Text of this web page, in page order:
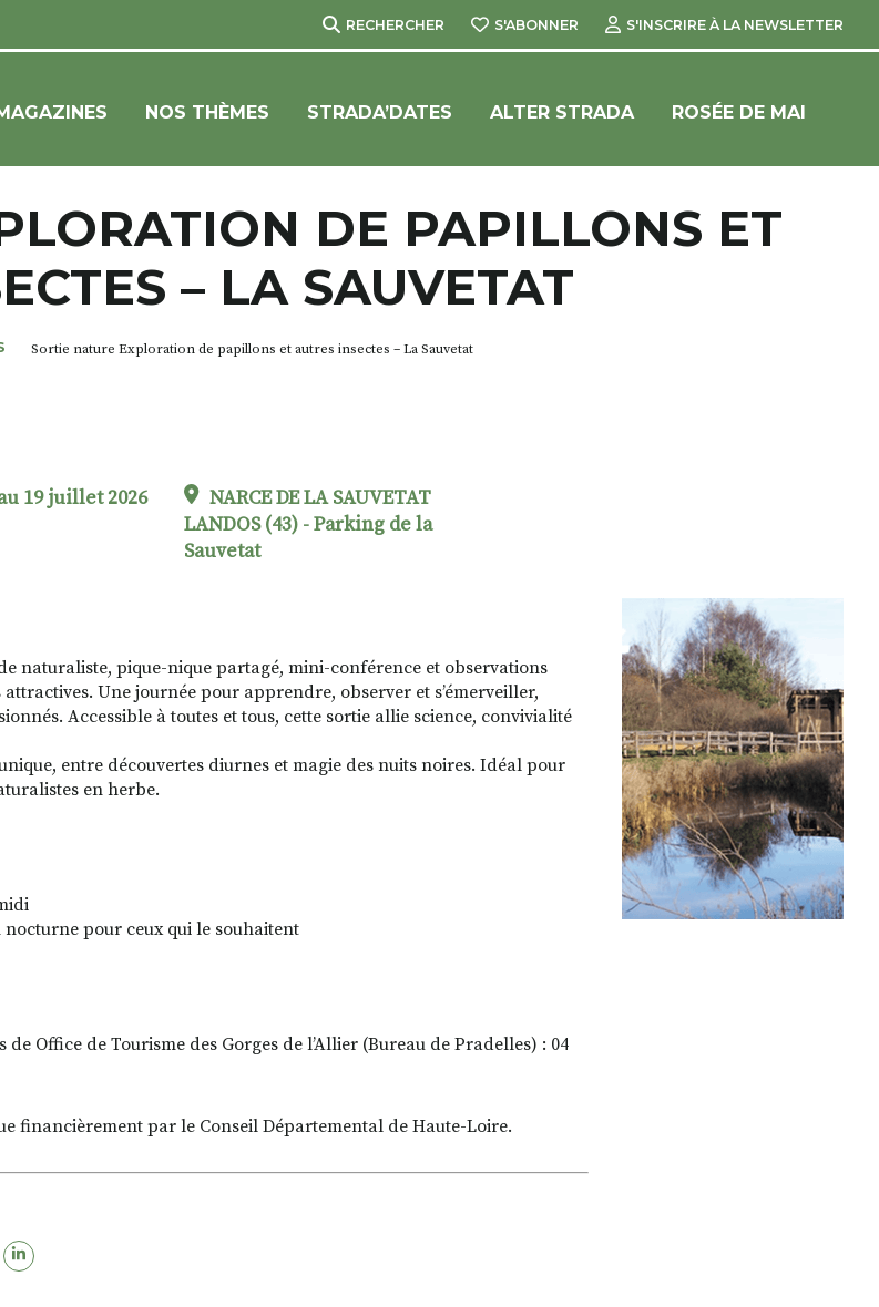
RECHERCHER S'ABONNER S'INSCRIRE À LA NEWSLETTER
NOS THÈMES STRADA’DATES ALTER STRADA ROSÉE DE MAI
DE PAPILLONS ET
– LA SAUVETAT
Sortie nature Exploration de papillons et autres insectes – La Sauvetat
19 juillet 2026
NARCE DE LA SAUVETAT
LANDOS (43) - Parking de la
Sauvetat
naturaliste, pique-nique partagé, mini-conférence et observations
Une journée pour apprendre, observer et s’émerveiller,
Accessible à toutes et tous, cette sortie allie science, convivialité
entre découvertes diurnes et magie des nuits noires. Idéal pour
en herbe.
nocturne pour ceux qui le souhaitent
Office de Tourisme des Gorges de l’Allier (Bureau de Pradelles) : 04
financièrement par le Conseil Départemental de Haute-Loire.